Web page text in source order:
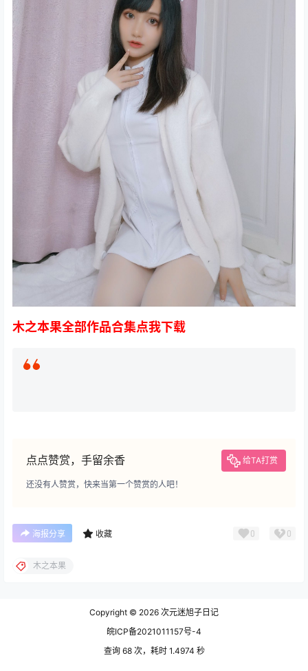
木之本果全部作品合集点我下载
点点赞赏，手留余香 给TA打赏
还没有人赞赏，快来当第一个赞赏的人吧！
海报分享 收藏 0 0
木之本果
Copyright © 2026 次元迷旭子日记
皖ICP备2021011157号-4
查询 68 次，耗时 1.4974 秒